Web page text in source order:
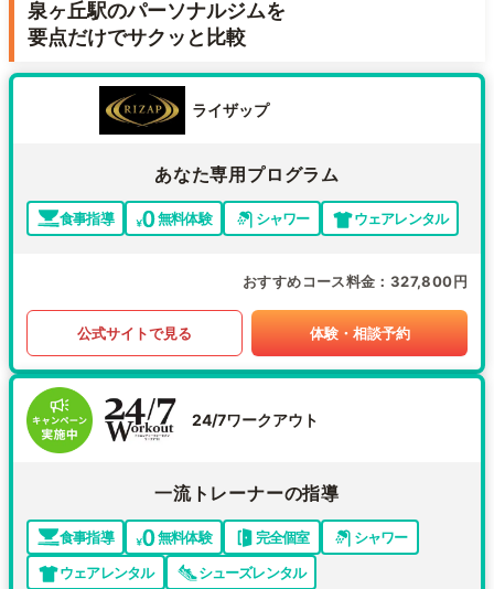
泉ヶ丘駅のパーソナルジムを
要点だけでサクッと比較
ライザップ
あなた専用プログラム
食事指導 無料体験 シャワー ウェアレンタル
おすすめコース料金 327,800円
公式サイトで見る 体験・相談予約
24/7ワークアウト
一流トレーナーの指導
食事指導 無料体験 完全個室
シャワー
ウェアレンタル
シューズレンタル